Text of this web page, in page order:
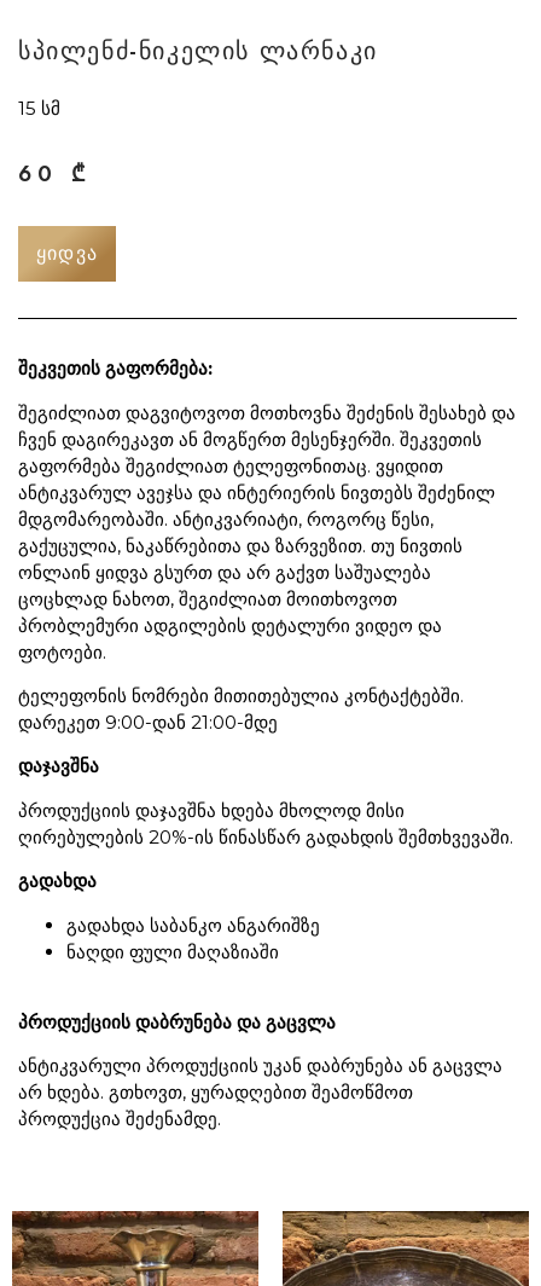
სპილენძ-ნიკელის ლარნაკი
15 სმ
60 ₾
ᲧᲘᲓᲕᲐ
შეკვეთის გაფორმება:
შეგიძლიათ დაგვიტოვოთ მოთხოვნა შეძენის შესახებ და
ჩვენ დაგირეკავთ ან მოგწერთ მესენჯერში. შეკვეთის
გაფორმება შეგიძლიათ ტელეფონითაც. ვყიდით
ანტიკვარულ ავეჯსა და ინტერიერის ნივთებს შეძენილ
მდგომარეობაში. ანტიკვარიატი, როგორც წესი,
გაქუცულია, ნაკაწრებითა და ზარვეზით. თუ ნივთის
ონლაინ ყიდვა გსურთ და არ გაქვთ საშუალება
ცოცხლად ნახოთ, შეგიძლიათ მოითხოვოთ
პრობლემური ადგილების დეტალური ვიდეო და
ფოტოები.
ტელეფონის ნომრები მითითებულია კონტაქტებში.
დარეკეთ 9:00-დან 21:00-მდე
დაჯავშნა
პროდუქციის დაჯავშნა ხდება მხოლოდ მისი
ღირებულების 20%-ის წინასწარ გადახდის შემთხვევაში.
გადახდა
გადახდა საბანკო ანგარიშზე
ნაღდი ფული მაღაზიაში
პროდუქციის დაბრუნება და გაცვლა
ანტიკვარული პროდუქციის უკან დაბრუნება ან გაცვლა
არ ხდება. გთხოვთ, ყურადღებით შეამოწმოთ
პროდუქცია შეძენამდე.